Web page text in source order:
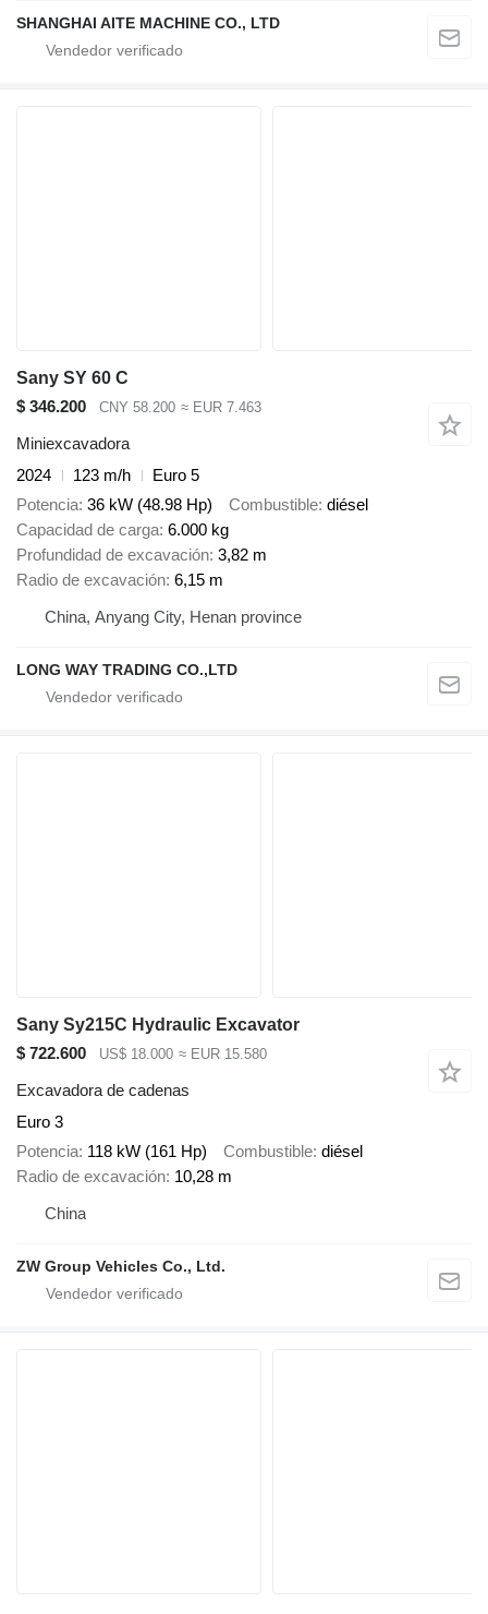
SHANGHAI AITE MACHINE CO., LTD
Sany SY 60 C
$ 346.200
CNY 58.200 ≈ EUR 7.463
Miniexcavadora
2024
123 m/h
Euro 5
Potencia 36 kW (48.98 Hp) Combustible diésel
Capacidad de carga 6.000 kg
Profundidad de excavación 3,82 m
Radio de excavación 6,15 m
China, Anyang City, Henan province
LONG WAY TRADING CO.,LTD
Sany Sy215C Hydraulic Excavator
$ 722.600
US$ 18.000 ≈ EUR 15.580
Excavadora de cadenas
Euro 3
Potencia 118 kW (161 Hp) Combustible diésel
Radio de excavación 10,28 m
China
ZW Group Vehicles Co., Ltd.